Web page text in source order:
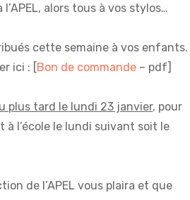
alors tous à vos stylos…
cette semaine à vos enfants.
ici : [Bon de commande – pdf]
plus tard le lundi 23 janvier, pour
à l’école le lundi suivant soit le
de l’APEL vous plaira et que